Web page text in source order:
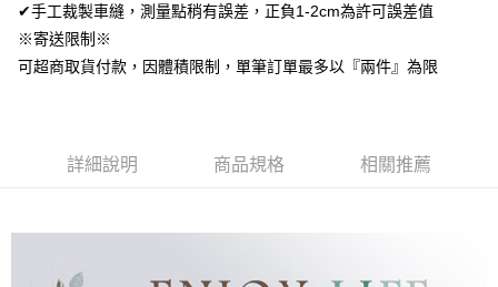
便利好安心！
１．簡單：不需註冊會員、不需綁卡、不需儲值。
２．便利：只要手機號碼，簡訊認證，即可結帳。
３．安心：先確認商品／服務後，再付款。
２．訂單成立數日內，您將收到繳費通知簡訊。
後付繳納相關費用。
運送方式
全家取貨付款
✔手工裁製車縫，測量點稍有誤差，正負1-2cm為許可誤差值
※寄送限制※
可超商取貨付款，因體積限制，單筆訂單最多以『兩件』為限
詳細說明 商品規格 相關推薦